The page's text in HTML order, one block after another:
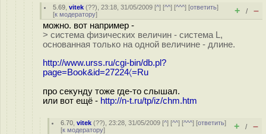
5.69 ,vitek (??), 23:18, 31/05/2009 [^] [^^] [^^^] [ответить]
[к модератору] + / –
можно. вот например -
> система физических величин - система L,
основанная только на одной величине - длине.
http://www.urss.ru/cgi-bin/db.pl?
page=Book&id=27224〈=Ru
про секунду тоже где-то слышал.
или вот ещё - http://n-t.ru/tp/iz/chm.htm
6.70 ,vitek (??), 23:28, 31/05/2009 [^] [^^] [^^^] [ответить]
[к модератору] + / –